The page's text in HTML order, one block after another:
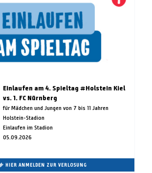
Einlaufen am 4. Spieltag #Holstein Kiel
vs. 1. FC Nürnberg
für Mädchen und Jungen von 7 bis 11 Jahren
Holstein-Stadion
Einlaufen im Stadion
05.09.2026
HIER ANMELDEN ZUR VERLOSUNG